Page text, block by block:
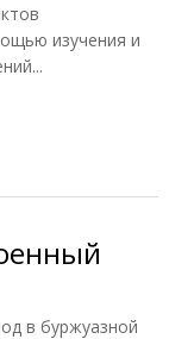
изучения и
в буржуазной